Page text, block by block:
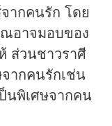
ากคนรัก โดย
อาจมอบของ
ส่วนชาวราศี
ากคนรักเช่น
นพิเศษจากคน